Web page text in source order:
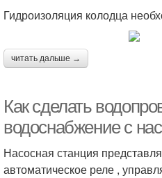
Гидроизоляция колодца
читать дальше →
Как сделать
водоснабжение с
Насосная станция
автоматическое реле ,